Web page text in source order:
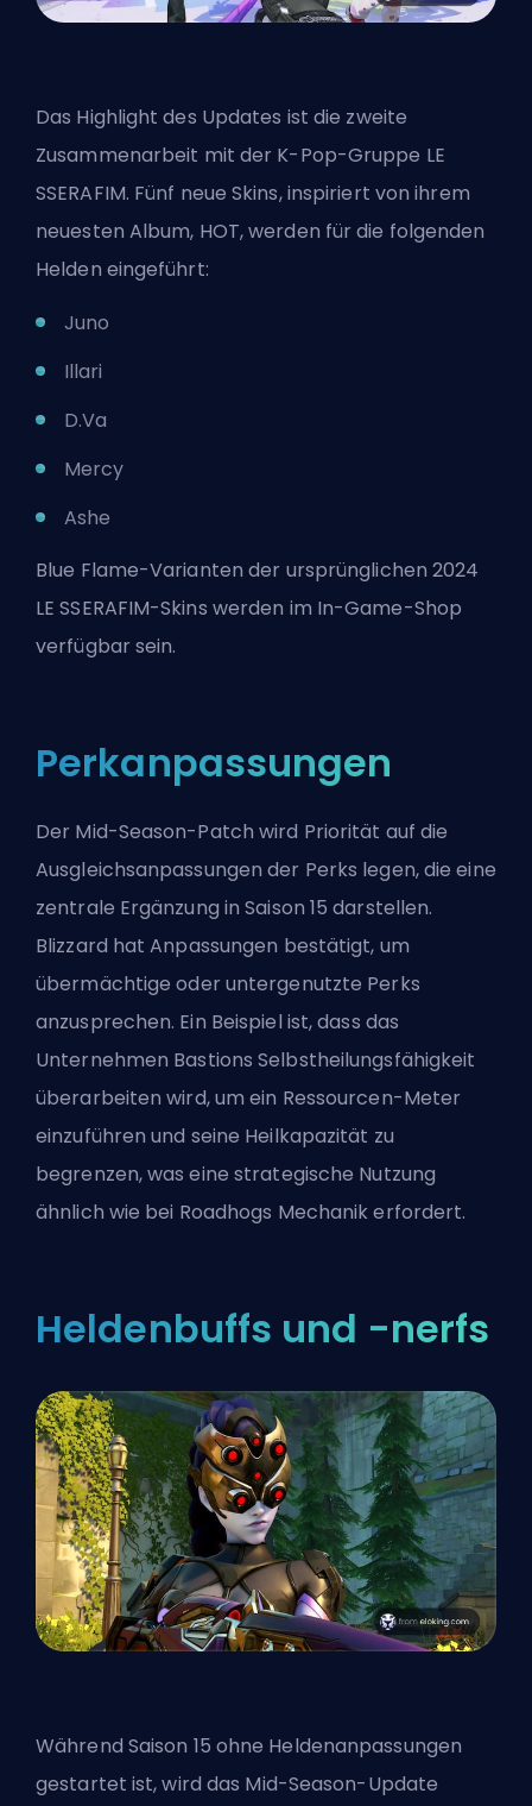
Das Highlight des Updates ist die zweite
Zusammenarbeit mit der K-Pop-Gruppe LE
SSERAFIM. Fünf neue Skins, inspiriert von ihrem
neuesten Album, HOT, werden für die folgenden
Helden eingeführt:
Juno
Illari
D.Va
Mercy
Ashe
Blue Flame-Varianten der ursprünglichen 2024
LE SSERAFIM-Skins werden im In-Game-Shop
verfügbar sein.
Perkanpassungen
Der Mid-Season-Patch wird Priorität auf die
Ausgleichsanpassungen der Perks legen, die eine
zentrale Ergänzung in Saison 15 darstellen.
Blizzard hat Anpassungen bestätigt, um
übermächtige oder untergenutzte Perks
anzusprechen. Ein Beispiel ist, dass das
Unternehmen Bastions Selbstheilungsfähigkeit
überarbeiten wird, um ein Ressourcen-Meter
einzuführen und seine Heilkapazität zu
begrenzen, was eine strategische Nutzung
ähnlich wie bei Roadhogs Mechanik erfordert.
Heldenbuffs und -nerfs
Während Saison 15 ohne Heldenanpassungen
gestartet ist, wird das Mid-Season-Update